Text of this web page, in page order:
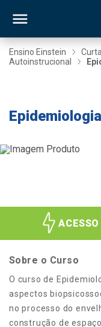
Ensino Einstein
Autoinstrucional
Sobre o Curso
O curso de
aspectos
no processo do
construção de